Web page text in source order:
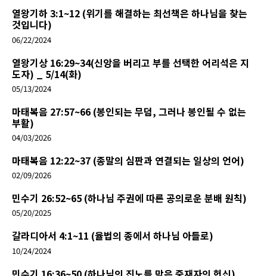
열왕기하 3:1~12 (위기를 해결하는 최선책은 하나님을 찾는
것입니다)
06/22/2024
열왕기상 16:29~34(신앙을 버리고 부를 선택한 어리석은 지
도자) _ 5/14(화)
05/13/2024
마태복음 27:57~66 (봉인되는 무덤, 그러나 봉인될 수 없는
부활)
04/03/2026
마태복음 12:22~37 (종말의 심판과 연결되는 일상의 언어)
02/09/2026
민수기 26:52~65 (하나님 주권에 따른 공의로운 분배 원칙)
05/20/2025
갈라디아서 4:1~11 (율법의 종에서 하나님 아들로)
10/24/2024